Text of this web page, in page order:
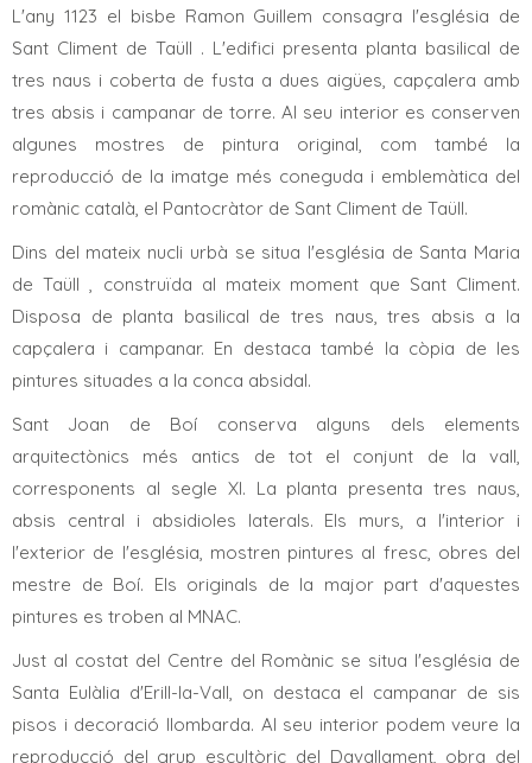
L'any 1123 el bisbe Ramon Guillem consagra l'església de
Sant Climent de Taüll . L'edifici presenta planta basilical de
tres naus i coberta de fusta a dues aigües, capçalera amb
tres absis i campanar de torre. Al seu interior es conserven
algunes mostres de pintura original, com també la
reproducció de la imatge més coneguda i emblemàtica del
romànic català, el Pantocràtor de Sant Climent de Taüll.
Dins del mateix nucli urbà se situa l'església de Santa Maria
de Taüll , construïda al mateix moment que Sant Climent.
Disposa de planta basilical de tres naus, tres absis a la
capçalera i campanar. En destaca també la còpia de les
pintures situades a la conca absidal.
Sant Joan de Boí conserva alguns dels elements
arquitectònics més antics de tot el conjunt de la vall,
corresponents al segle XI. La planta presenta tres naus,
absis central i absidioles laterals. Els murs, a l'interior i
l'exterior de l'església, mostren pintures al fresc, obres del
mestre de Boí. Els originals de la major part d'aquestes
pintures es troben al MNAC.
Just al costat del Centre del Romànic se situa l'església de
Santa Eulàlia d'Erill-la-Vall, on destaca el campanar de sis
pisos i decoració llombarda. Al seu interior podem veure la
reproducció del grup escultòric del Davallament, obra del